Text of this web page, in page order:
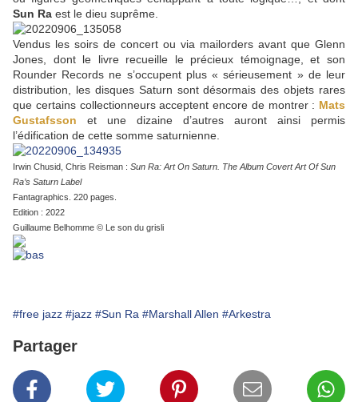
Sun Ra est le dieu suprême.
Vendus les soirs de concert ou via mailorders avant que Glenn
Jones, dont le livre recueille le précieux témoignage, et son
Rounder Records ne s’occupent plus « sérieusement » de leur
distribution, les disques Saturn sont désormais des objets rares
que certains collectionneurs acceptent encore de montrer : Mats
Gustafsson
et une dizaine d’autres auront ainsi permis
l’édification de cette somme saturnienne.
Irwin Chusid, Chris Reisman : Sun Ra: Art On Saturn. The Album Covert Art Of Sun
Ra’s Saturn Label
Fantagraphics. 220 pages.
Edition : 2022
Guillaume Belhomme © Le son du grisli
#free jazz #jazz #Sun Ra #Marshall Allen #Arkestra
Partager